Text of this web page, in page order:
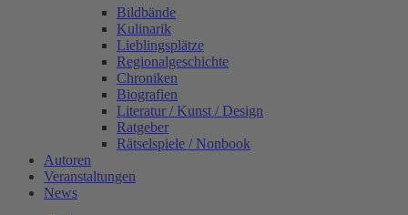
Bildbände
Kulinarik
Lieblingsplätze
Regionalgeschichte
Chroniken
Biografien
Literatur / Kunst / Design
Ratgeber
Rätselspiele / Nonbook
Autoren
Veranstaltungen
News